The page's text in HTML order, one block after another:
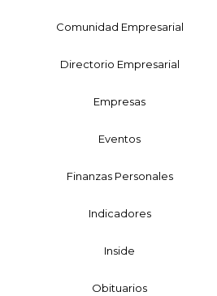
Comunidad Empresarial
Directorio Empresarial
Empresas
Eventos
Finanzas Personales
Indicadores
Inside
Obituarios